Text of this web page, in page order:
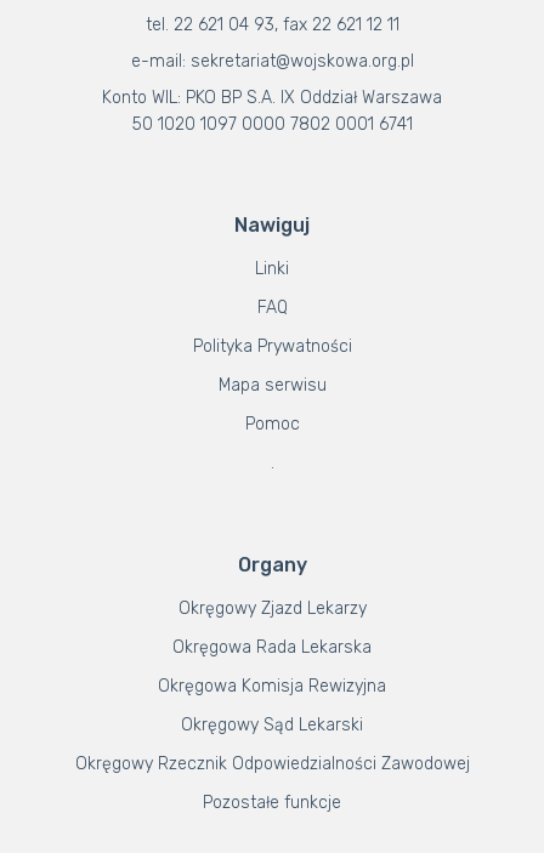
tel. 22 621 04 93, fax 22 621 12 11
e-mail: sekretariat@wojskowa.org.pl
Konto WIL: PKO BP S.A. IX Oddział Warszawa
50 1020 1097 0000 7802 0001 6741
Nawiguj
Linki
FAQ
Polityka Prywatności
Mapa serwisu
Pomoc
.
Organy
Okręgowy Zjazd Lekarzy
Okręgowa Rada Lekarska
Okręgowa Komisja Rewizyjna
Okręgowy Sąd Lekarski
Okręgowy Rzecznik Odpowiedzialności Zawodowej
Pozostałe funkcje